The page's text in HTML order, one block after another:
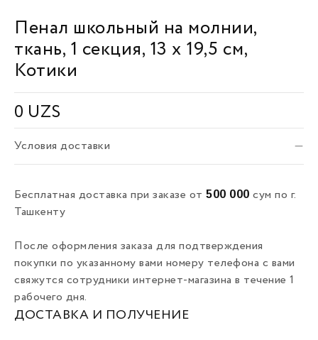
Пенал школьный на молнии,
ткань, 1 секция, 13 х 19,5 см,
Котики
0 UZS
Условия доставки
Бесплатная доставка при заказе от 500 000 сум по г.
Ташкенту
После оформления заказа для подтверждения
покупки по указанному вами номеру телефона с вами
свяжутся сотрудники интернет-магазина в течение 1
рабочего дня.
ДОСТАВКА И ПОЛУЧЕНИЕ